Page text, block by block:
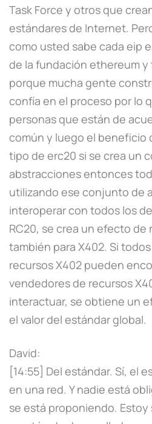
Task Force y otros que
estándares de Internet.
como usted sabe cada eip
de la fundación ethereum
porque mucha gente
confía en el proceso por lo
personas que están de
común y luego el beneficio
tipo de erc20 si se crea un
abstracciones entonces
utilizando ese conjunto de
interoperar con todos los
RC20, se crea un efecto de
también para X402. Si
recursos X402 pueden
vendedores de recursos
interactuar, se obtiene un
el valor del estándar global.
David:
[14:55] Del estándar. Sí, el
en una red. Y nadie está
se está proponiendo.